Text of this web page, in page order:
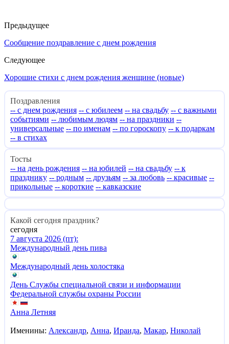
Предыдущее
Сообщение поздравление с днем рождения
Следующее
Хорошие стихи с днем рождения женщине (новые)
Поздравления
-- с днем рождения -- с юбилеем -- на свадьбу -- с важными
событиями -- любимым людям -- на праздники --
универсальные -- по именам -- по гороскопу -- к подаркам
-- в стихах
Тосты
-- на день рождения -- на юбилей -- на свадьбу -- к
празднику -- родным -- друзьям -- за любовь -- красивые --
прикольные -- короткие -- кавказские
Какой сегодня праздник?
сегодня
7 августа 2026 (пт):
Международный день пива
Международный день холостяка
День Службы специальной связи и информации
Федеральной службы охраны России
Анна Летняя
Именины: Александр, Анна, Ираида, Макар, Николай